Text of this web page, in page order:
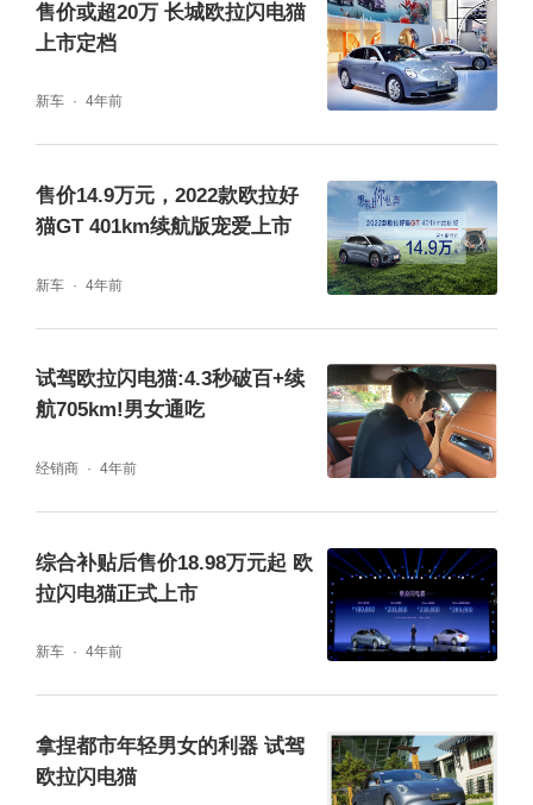
售价或超20万 长城欧拉闪电猫
上市定档
新车 4年前
售价14.9万元，2022款欧拉好
猫GT 401km续航版宠爱上市
新车 4年前
试驾欧拉闪电猫:4.3秒破百+续
航705km!男女通吃
经销商 4年前
综合补贴后售价18.98万元起 欧
拉闪电猫正式上市
新车 4年前
拿捏都市年轻男女的利器 试驾
欧拉闪电猫